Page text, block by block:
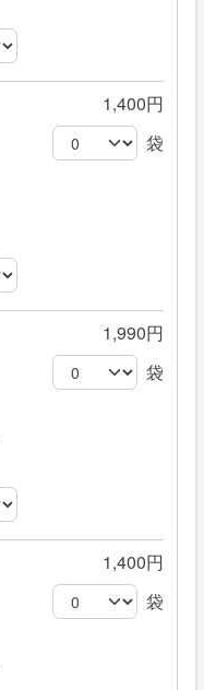
1,400円
袋
1,990円
袋
1,400円
袋